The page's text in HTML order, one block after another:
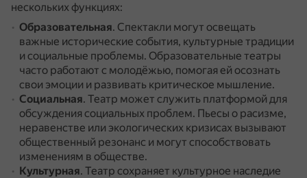
нескольких функциях:
Образовательная. Спектакли могут освещать
важные исторические события, культурные традиции
и социальные проблемы. Образовательные театры
часто работают с молодёжью, помогая ей осознать
свои эмоции и развивать критическое мышление.
Социальная. Театр может служить платформой для
обсуждения социальных проблем. Пьесы о расизме,
неравенстве или экологических кризисах вызывают
общественный резонанс и могут способствовать
изменениям в обществе.
Культурная. Театр сохраняет культурное наследие